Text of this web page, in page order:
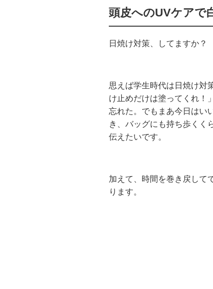
頭皮へのUVケアで
日焼け対策、してますか？
思えば学生時代は日焼け対
け止めだけは塗ってくれ！
忘れた。でもまあ今日はい
き、バッグにも持ち歩くく
伝えたいです。
加えて、時間を巻き戻して
ります。